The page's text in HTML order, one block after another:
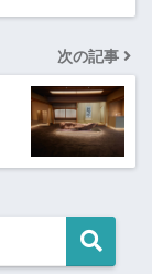
次の記事